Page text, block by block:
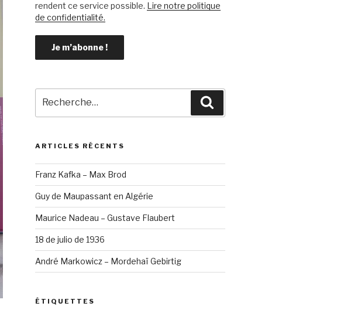
rendent ce service possible. Lire notre politique
de confidentialité.
pour
:
ARTICLES RÉCENTS
Franz Kafka – Max Brod
Guy de Maupassant en Algérie
Maurice Nadeau – Gustave Flaubert
18 de julio de 1936
André Markowicz – Mordehaï Gebirtig
ÉTIQUETTES